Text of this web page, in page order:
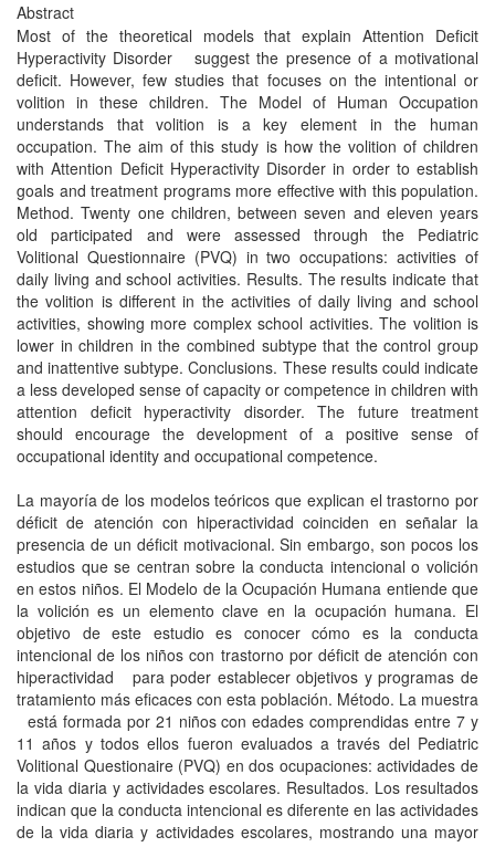
Abstract
Most of the theoretical models that explain Attention Deficit
Hyperactivity Disorder suggest the presence of a motivational
deficit. However, few studies that focuses on the intentional or
volition in these children. The Model of Human Occupation
understands that volition is a key element in the human
occupation. The aim of this study is how the volition of children
with Attention Deficit Hyperactivity Disorder in order to establish
goals and treatment programs more effective with this population.
Method. Twenty one children, between seven and eleven years
old participated and were assessed through the Pediatric
Volitional Questionnaire (PVQ) in two occupations: activities of
daily living and school activities. Results. The results indicate that
the volition is different in the activities of daily living and school
activities, showing more complex school activities. The volition is
lower in children in the combined subtype that the control group
and inattentive subtype. Conclusions. These results could indicate
a less developed sense of capacity or competence in children with
attention deficit hyperactivity disorder. The future treatment
should encourage the development of a positive sense of
occupational identity and occupational competence.
La mayoría de los modelos teóricos que explican el trastorno por
déficit de atención con hiperactividad coinciden en señalar la
presencia de un déficit motivacional. Sin embargo, son pocos los
estudios que se centran sobre la conducta intencional o volición
en estos niños. El Modelo de la Ocupación Humana entiende que
la volición es un elemento clave en la ocupación humana. El
objetivo de este estudio es conocer cómo es la conducta
intencional de los niños con trastorno por déficit de atención con
hiperactividad para poder establecer objetivos y programas de
tratamiento más eficaces con esta población. Método. La muestra
está formada por 21 niños con edades comprendidas entre 7 y
11 años y todos ellos fueron evaluados a través del Pediatric
Volitional Questionaire (PVQ) en dos ocupaciones: actividades de
la vida diaria y actividades escolares. Resultados. Los resultados
indican que la conducta intencional es diferente en las actividades
de la vida diaria y actividades escolares, mostrando una mayor